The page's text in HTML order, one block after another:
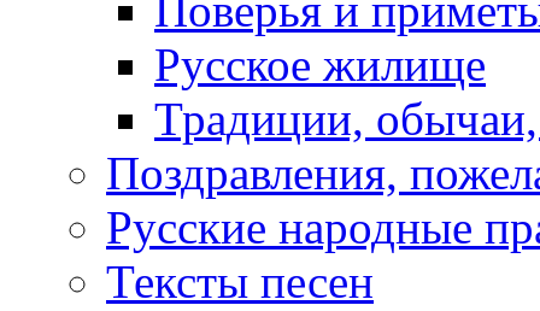
Поверья и
Русское жилище
Традиции,
Поздравления,
Русские народные
Тексты песен